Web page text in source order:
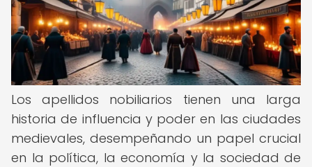
Los apellidos nobiliarios tienen una larga
historia de influencia y poder en las ciudades
medievales, desempeñando un papel crucial
en la política, la economía y la sociedad de